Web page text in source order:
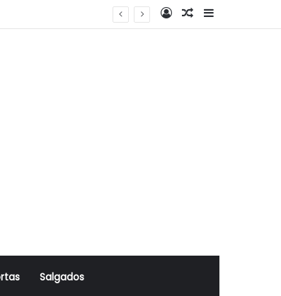
Log InArtigo Aleatório
Sidebar
Salgados